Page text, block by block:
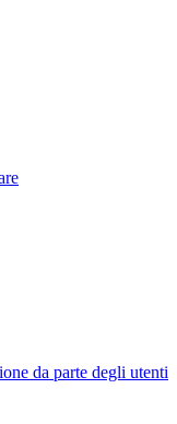
da parte degli utenti